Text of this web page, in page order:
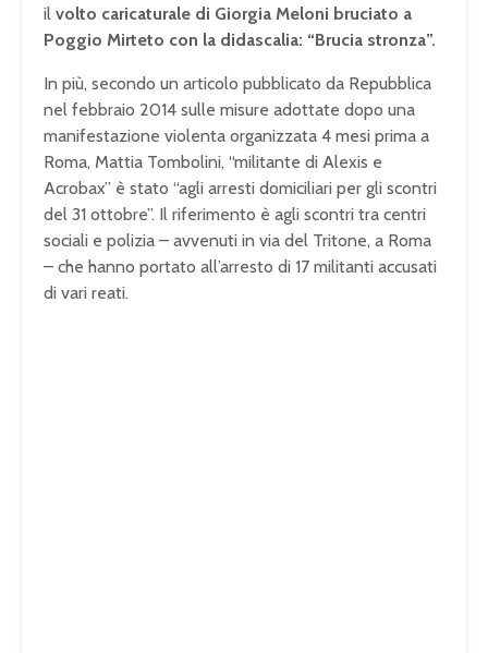
il volto caricaturale di Giorgia Meloni bruciato a
Poggio Mirteto con la didascalia: “Brucia stronza”.
In più, secondo un articolo pubblicato da Repubblica
nel febbraio 2014 sulle misure adottate dopo una
manifestazione violenta organizzata 4 mesi prima a
Roma, Mattia Tombolini, “militante di Alexis e
Acrobax” è stato “agli arresti domiciliari per gli scontri
del 31 ottobre”. Il riferimento è agli scontri tra centri
sociali e polizia – avvenuti in via del Tritone, a Roma
– che hanno portato all’arresto di 17 militanti accusati
di vari reati.